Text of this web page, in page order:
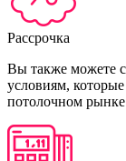
Рассрочка
Вы также можете
условиям,
потолочном